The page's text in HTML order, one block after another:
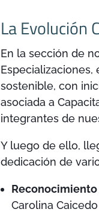
La Evolución
En la sección de
sostenible, con
asociada a
integrantes de
Y luego de ello,
dedicación de
Carolina